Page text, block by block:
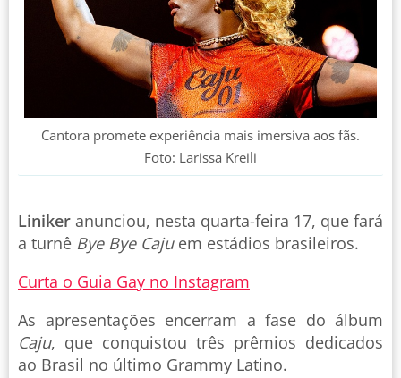
Cantora promete experiência mais imersiva aos fãs.
Foto: Larissa Kreili
Liniker anunciou, nesta quarta-feira 17, que fará
a turnê Bye Bye Cajuem estádios brasileiros.
Curta o Guia Gay no Instagram
As apresentações encerram a fase do álbum
Caju, que conquistou três prêmios dedicados
ao Brasil no último Grammy Latino.